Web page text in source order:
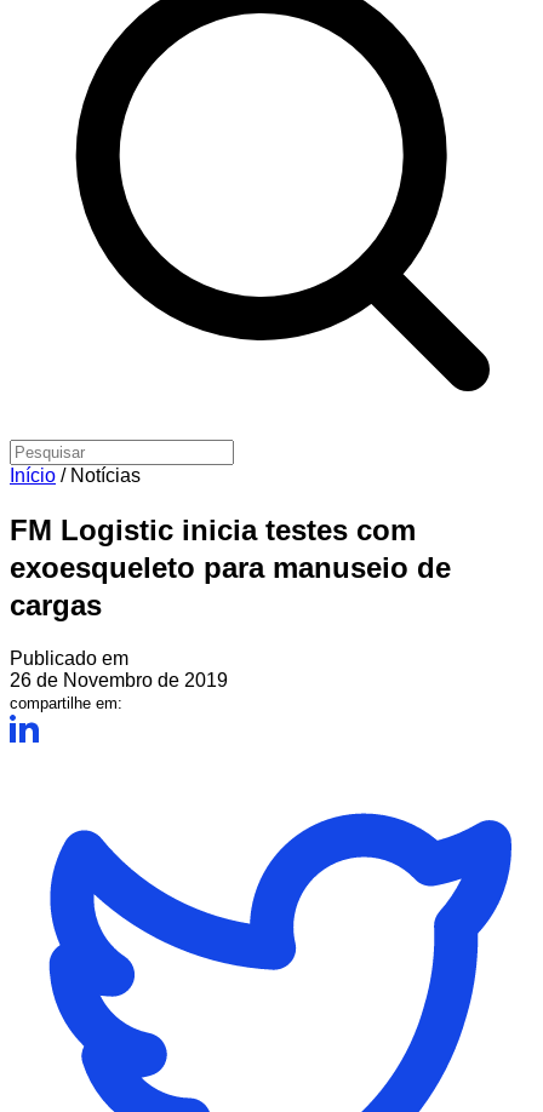
Início / Notícias
FM Logistic inicia testes com
exoesqueleto para manuseio de
cargas
Publicado em
26 de Novembro de 2019
compartilhe em: